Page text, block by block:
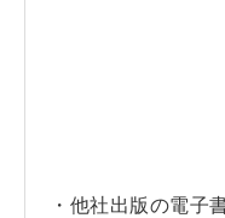
・他社出版の電子